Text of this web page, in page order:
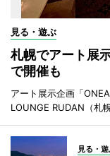
見る・遊ぶ
札幌でアート展
で開催も
アート展示企画「
LOUNGE RUDAN（札
見る・